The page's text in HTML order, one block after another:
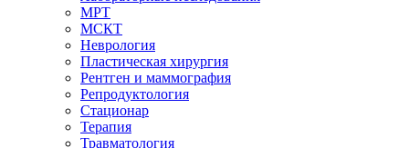
МРТ
МСКТ
Неврология
Пластическая хирургия
Рентген и маммография
Репродуктология
Стационар
Терапия
Травматология